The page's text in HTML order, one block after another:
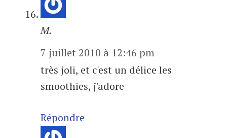
M.
7 juillet 2010 à 12:46 pm
très joli, et c'est un délice les
smoothies, j'adore
Répondre